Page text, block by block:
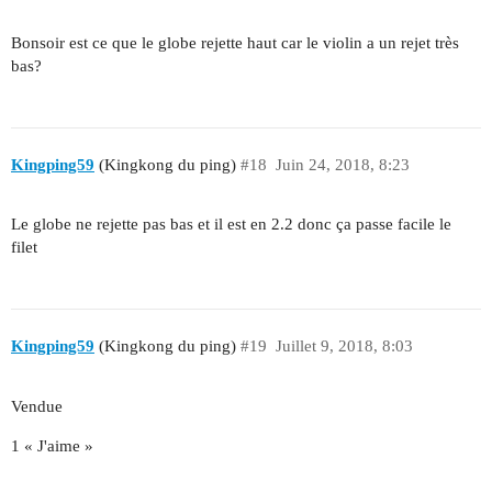
Bonsoir est ce que le globe rejette haut car le violin a un rejet très
bas?
Kingping59 (Kingkong du ping) Juin 24, 2018, 8:23
#18
Le globe ne rejette pas bas et il est en 2.2 donc ça passe facile le
filet
Kingping59 (Kingkong du ping) Juillet 9, 2018, 8:03
#19
Vendue
1 « J'aime »